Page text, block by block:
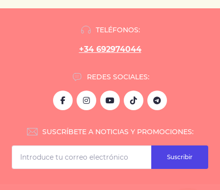
TELÉFONOS:
+34 692974044
REDES SOCIALES:
SUSCRÍBETE A NOTICIAS Y PROMOCIONES:
Suscribir